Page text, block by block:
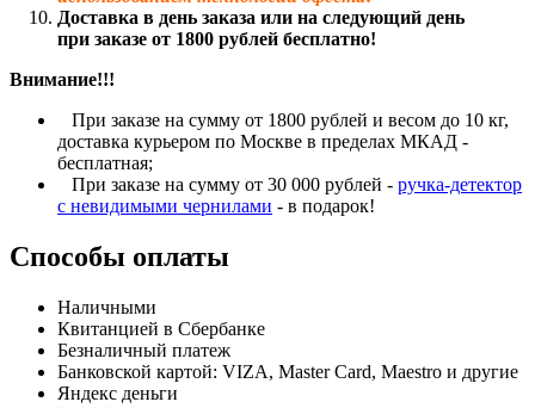
Доставка в день заказа или на следующий день
при заказе от 1800 рублей бесплатно!
Внимание!!!
При заказе на сумму от 1800 рублей и весом до 10 кг,
доставка курьером по Москве в пределах МКАД -
бесплатная;
При заказе на сумму от 30 000 рублей - ручка-детектор
с невидимыми чернилами - в подарок!
Способы оплаты
Наличными
Квитанцией в Сбербанке
Безналичный платеж
Банковской картой: VIZA, Master Card, Maestro и другие
Яндекс деньги